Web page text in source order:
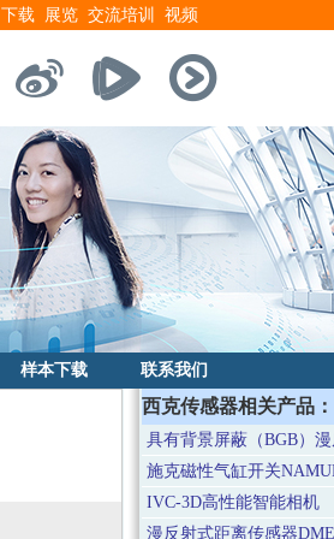
下载 展览 交流培训 视频
样本下载 联系我们
西克传感器相关产品：
具有背景屏蔽（BGB）漫
施克磁性气缸开关
IVC-3D高性能智能相机
漫反射式距离传感器